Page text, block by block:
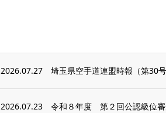
2026.07.27 埼玉県空手道連盟時報（第30
2026.07.23 令和８年度 第２回公認級位